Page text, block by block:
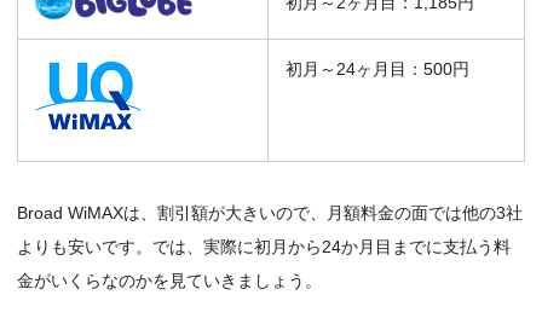
初月～24ヶ月目：500円
Broad WiMAXは、割引額が大きいので、月額料金の面では他の3社
よりも安いです。では、実際に初月から24か月目までに支払う料
金がいくらなのかを見ていきましょう。